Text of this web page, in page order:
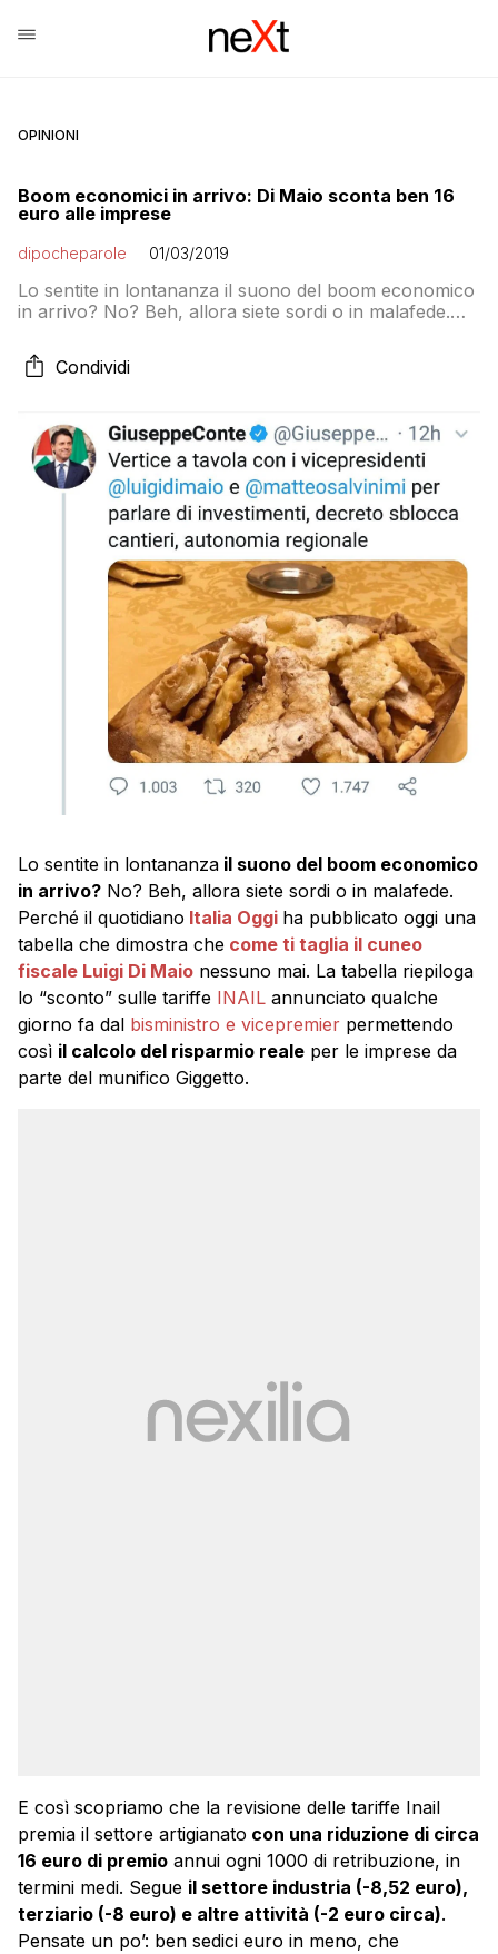
OPINIONI
Boom economici in arrivo: Di Maio sconta ben 16
euro alle imprese
dipocheparole 01/03/2019
Lo sentite in lontananza il suono del boom economico
in arrivo? No? Beh, allora siete sordi o in malafede.
tabella che dimostra che come ti taglia il cuneo fiscale
Luigi Di Maio nessuno mai. La tabella riepiloga lo
Condividi
Lo sentite in lontananza il suono del boom economico
in arrivo? No? Beh, allora siete sordi o in malafede.
Perché il quotidiano Italia Oggi ha pubblicato oggi una
tabella che dimostra che come ti taglia il cuneo
fiscale Luigi Di Maio nessuno mai. La tabella riepiloga
lo “sconto” sulle tariffe INAIL annunciato qualche
giorno fa dal bisministro e vicepremier permettendo
così il calcolo del risparmio reale per le imprese da
parte del munifico Giggetto.
E così scopriamo che la revisione delle tariffe Inail
premia il settore artigianato con una riduzione di circa
16 euro di premio annui ogni 1000 di retribuzione, in
termini medi. Segue il settore industria (-8,52 euro),
terziario (-8 euro) e altre attività (-2 euro circa).
Pensate un po’: ben sedici euro in meno, che